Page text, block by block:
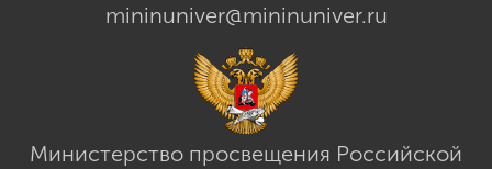
mininuniver@mininuniver.ru
Министерство просвещения Российской